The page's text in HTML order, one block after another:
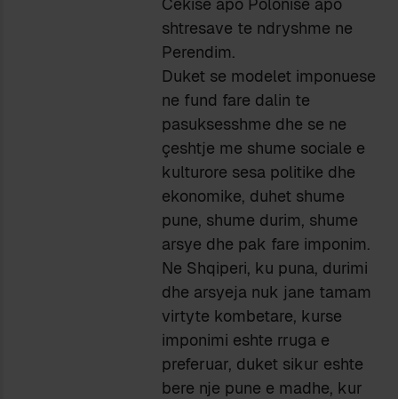
shtresave te ndryshme ne
Perendim.
Duket se modelet imponuese
ne fund fare dalin te
pasuksesshme dhe se ne
çeshtje me shume sociale e
kulturore sesa politike dhe
ekonomike, duhet shume
pune, shume durim, shume
arsye dhe pak fare imponim.
Ne Shqiperi, ku puna, durimi
dhe arsyeja nuk jane tamam
virtyte kombetare, kurse
imponimi eshte rruga e
preferuar, duket sikur eshte
bere nje pune e madhe, kur